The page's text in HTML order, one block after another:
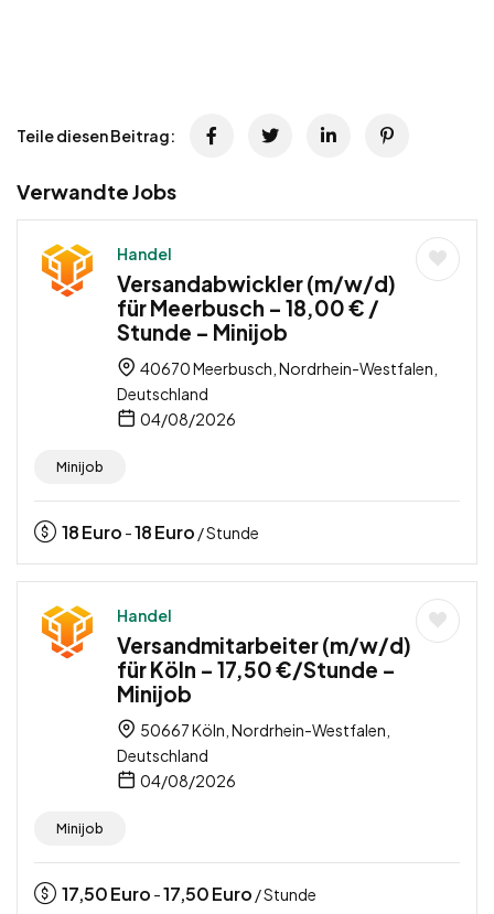
Teile diesen Beitrag:
Verwandte Jobs
Handel
Versandabwickler (m/w/d)
für Meerbusch – 18,00 € /
Stunde – Minijob
40670 Meerbusch, Nordrhein-Westfalen,
Deutschland
04/08/2026
Minijob
18Euro -18Euro / Stunde
Handel
Versandmitarbeiter (m/w/d)
für Köln – 17,50 €/Stunde –
Minijob
50667 Köln, Nordrhein-Westfalen,
Deutschland
04/08/2026
Minijob
17,50Euro -17,50Euro / Stunde